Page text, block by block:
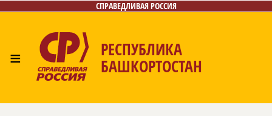
СПРАВЕДЛИВАЯ РОССИЯ
≡ РЕСПУБЛИКА
БАШКОРТОСТАН